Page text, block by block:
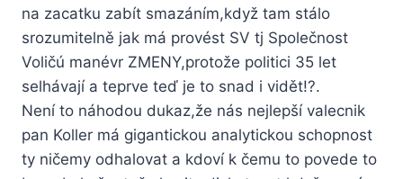
na zacatku zabít smazáním,když tam stálo
srozumitelně jak má provést SV tj Společnost
Voličú manévr ZMENY,protože politici 35 let
selhávají a teprve teď je to snad i vidět!?.
Není to náhodou dukaz,že nás nejlepší valecnik
pan Koller má gigantickou analytickou schopnost
ty ničemy odhalovat a kdoví k čemu to povede to